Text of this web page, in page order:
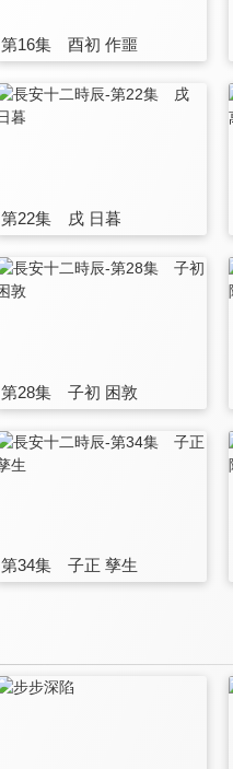
第16集 酉初 作噩
第22集 戌 日暮
第28集 子初 困敦
第34集 子正 孳生